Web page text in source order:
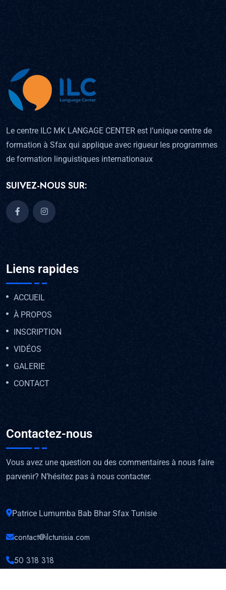
Le centre ILC MK LANGAGE CENTER est l’unique centre de
formation à Sfax qui applique avec rigueur les programmes
de formation linguistiques internationaux
SUIVEZ-NOUS SUR:
Liens rapides
ACCUEIL
À PROPOS
INSCRIPTION
VIDÉOS
GALERIE
CONTACT
Contactez-nous
Vous avez une question ou des commentaires à nous faire
parvenir? N’hésitez pas à nous contacter.
Patrice Lumumba Bab Bhar Sfax Tunisie
contact@ilctunisia.com
50 318 318